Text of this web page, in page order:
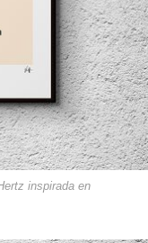
inspirada en